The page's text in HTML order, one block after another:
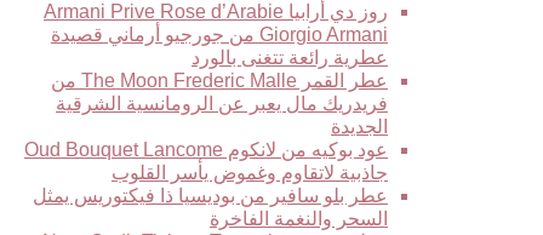
روز دي أرابيا Armani Prive Rose d’Arabie
Giorgio Armani من جورجيو أرماني قصيدة
عطرية رائعة تتغنى بالورد
عطر القمر The Moon Frederic Malle من
فريدريك مال يعبر عن الرومانسية الشرقية
الجديدة
عود بوكيه من لانكوم Oud Bouquet Lancome
جاذبية لاتقاوم وغموض يأسر القلوب
عطر بلو سافير من بوديسيا ذا فيكتوريس يمثل
السحر والنغمة الفاخرة